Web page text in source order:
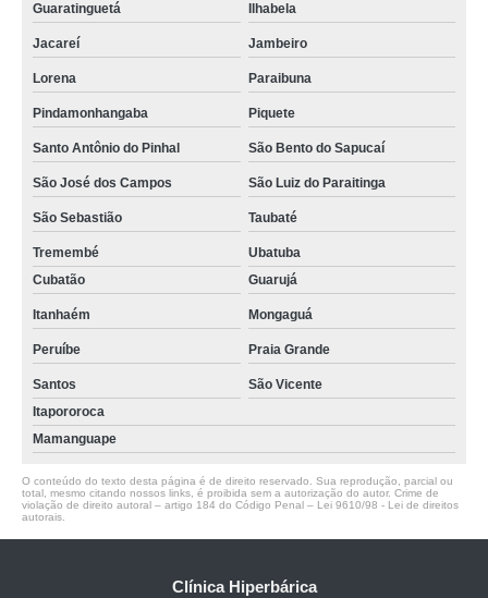
Guaratinguetá Ilhabela
Jacareí Jambeiro
Lorena Paraibuna
Pindamonhangaba Piquete
Santo Antônio do Pinhal São Bento do Sapucaí
São José dos Campos São Luiz do Paraitinga
São Sebastião Taubaté
Tremembé
Ubatuba
Cubatão
Guarujá
Itanhaém Mongaguá
Peruíbe Praia Grande
Santos
São Vicente
Itapororoca
Mamanguape
O conteúdo do texto desta página é de direito reservado. Sua reprodução, parcial ou
total, mesmo citando nossos links, é proibida sem a autorização do autor. Crime de
violação de direito autoral – artigo 184 do Código Penal – Lei 9610/98 - Lei de direitos
autorais
Clínica Hiperbárica